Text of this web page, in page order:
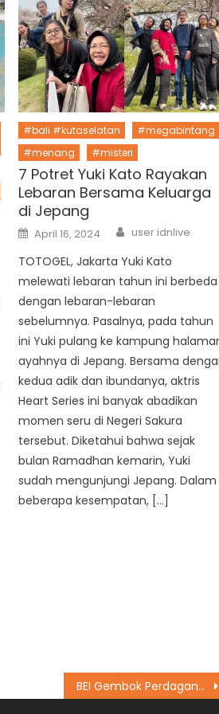
#bali #kutaselatan
#megabintang
#menang
#misteri
7 Potret Yuki Kato Rayakan
Lebaran Bersama Keluarga
di Jepang
Posted
on
April 16, 2024 Author
user idnlive
TOTOGEL, Jakarta Yuki Kato
melewati lebaran tahun ini berbeda
dengan lebaran-lebaran
sebelumnya. Pasalnya, pada tahun
ini Yuki pulang ke kampung
ayahnya di Jepang. Bersama
kedua adik dan ibundanya, aktris
Heart Series ini banyak abadikan
momen seru di Negeri Sakura
tersebut. Diketahui bahwa sejak
bulan Ramadhan kemarin, Yuki
sudah mengunjungi Jepang. Dalam
beberapa kesempatan, […]
BEI Gembok Perdagangan Saham BREN dan SOLA: Dampak dan Implikasi